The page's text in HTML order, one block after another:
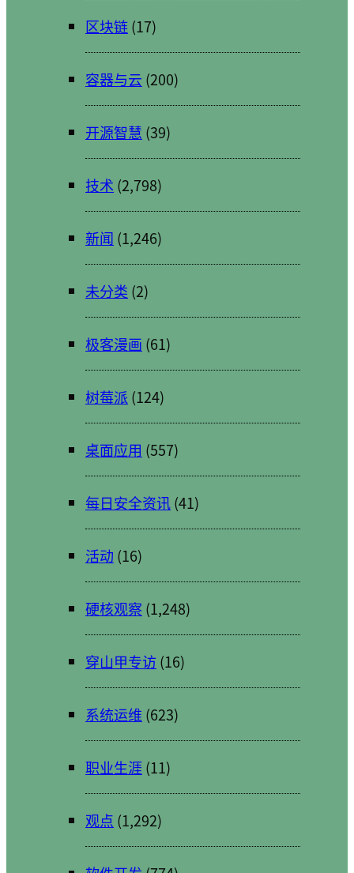
区块链(17)
容器与云 (200)
开源智慧 (39)
技术 (2,798)
新闻 (1,246)
未分类 (2)
极客漫画 (61)
树莓派 (124)
桌面应用 (557)
每日安全资讯(41)
活动 (16)
硬核观察 (1,248)
穿山甲专访(16)
系统运维 (623)
职业生涯(11)
观点 (1,292)